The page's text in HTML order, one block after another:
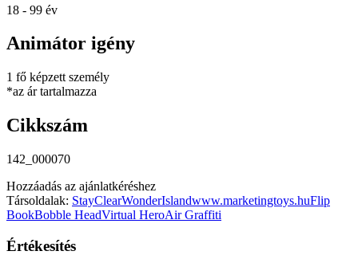
18 - 99 év
Animátor igény
1 fő képzett személy
*az ár tartalmazza
Cikkszám
142_000070
Hozzáadás az ajánlatkéréshez
Társoldalak: StayClearWonderIslandwww.marketingtoys.huFlip
BookBobble HeadVirtual HeroAir Graffiti
Értékesítés